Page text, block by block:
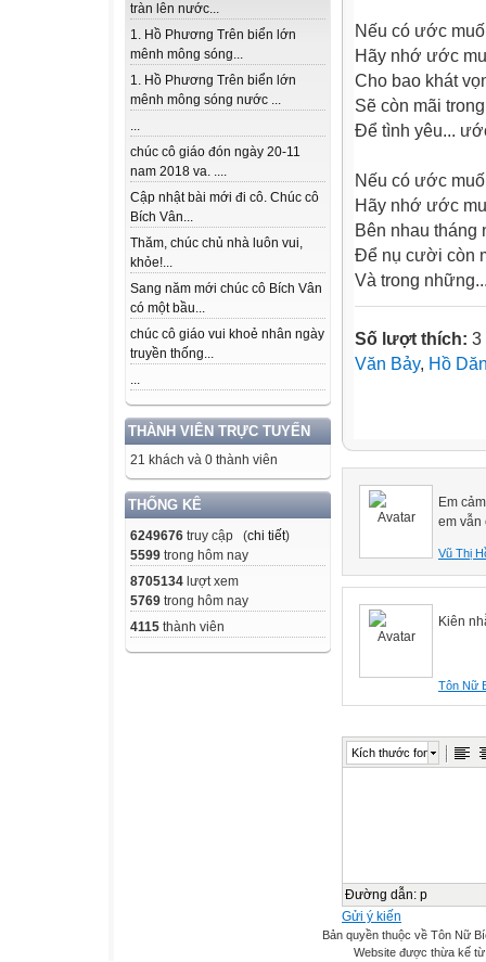
tràn lên nước...
1. Hồ Phương Trên biển lớn
mênh mông sóng...
1. Hồ Phương Trên biển lớn
mênh mông sóng nước ...
...
chúc cô giáo đón ngày 20-11
nam 2018 va. ....
Cập nhật bài mới đi cô. Chúc cô
Bích Vân...
Thăm, chúc chủ nhà luôn vui,
khỏe!...
Sang năm mới chúc cô Bích Vân
có một bầu...
chúc cô giáo vui khoẻ nhân ngày
truyền thống...
...
THÀNH VIÊN TRỰC TUYẾN
21 khách và 0 thành viên
THỐNG KÊ
6249676 truy cập (chi tiết)
5599 trong hôm nay
8705134 lượt xem
5769 trong hôm nay
4115 thành viên
Nếu có ước
Hãy nhớ ước
Cho bao khát
Sẽ còn mãi
Để tình yêu...
Nếu có ước
Hãy nhớ ước
Bên nhau tháng
Để nụ cười còn
Và trong
Số lượt thích: 3
Văn Bảy, Hồ
Em
em vẫn
Vũ Thị
Kiên
Tôn Nữ
Kích thước font
Đường dẫn: p
Gửi ý kiến
Bản quyền thuộc về Tôn Nữ
Website được thừa kế